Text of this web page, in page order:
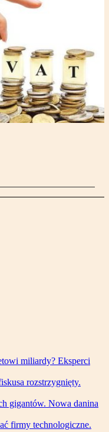
miliardy? Eksperci
rozstrzygnięty.
gigantów. Nowa danina
firmy technologiczne.